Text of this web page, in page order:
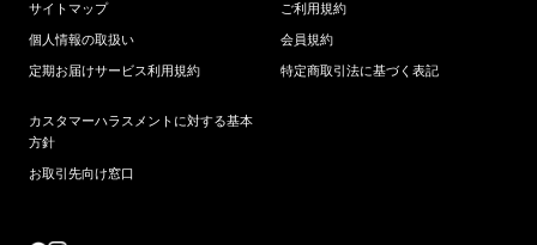
サイトマップ
個人情報の取扱い
定期お届けサービス利用規約
ご利用規約
会員規約
特定商取引法に基づく表記
カスタマーハラスメントに対する基本
方針
お取引先向け窓口